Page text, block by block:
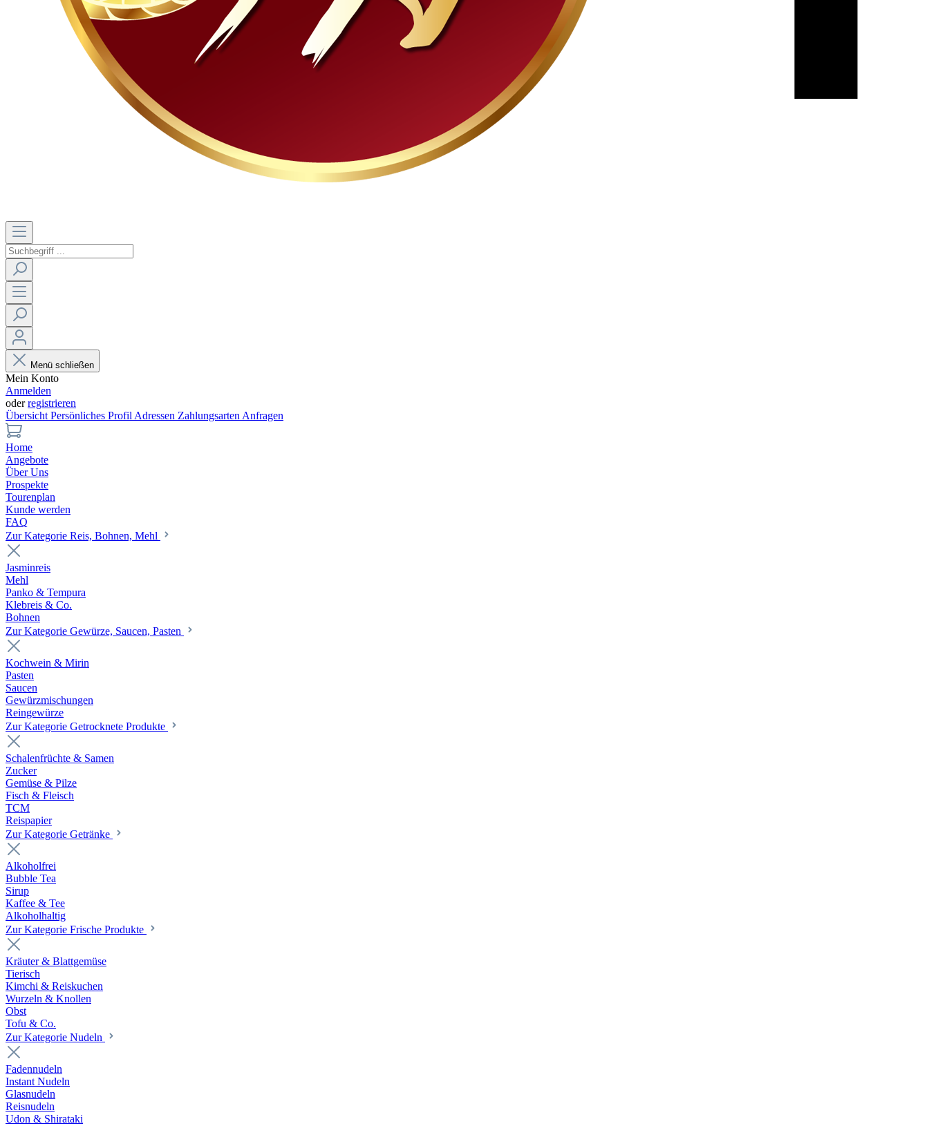
Menü schließen
Mein Konto
Anmelden
oderregistrieren
Übersicht Persönliches Profil Adressen Zahlungsarten Anfragen
Home
Angebote
Über Uns
Prospekte
Tourenplan
Kunde werden
FAQ
Zur Kategorie Reis, Bohnen, Mehl
Jasminreis
Mehl
Panko & Tempura
Klebreis & Co.
Bohnen
Zur Kategorie Gewürze, Saucen, Pasten
Kochwein & Mirin
Pasten
Saucen
Gewürzmischungen
Reingewürze
Zur Kategorie Getrocknete Produkte
Schalenfrüchte & Samen
Zucker
Gemüse & Pilze
Fisch & Fleisch
TCM
Reispapier
Zur Kategorie Getränke
Alkoholfrei
Bubble Tea
Sirup
Kaffee & Tee
Alkoholhaltig
Zur Kategorie Frische Produkte
Kräuter & Blattgemüse
Tierisch
Kimchi & Reiskuchen
Wurzeln & Knollen
Obst
Tofu & Co.
Zur Kategorie Nudeln
Fadennudeln
Instant Nudeln
Glasnudeln
Reisnudeln
Udon & Shirataki